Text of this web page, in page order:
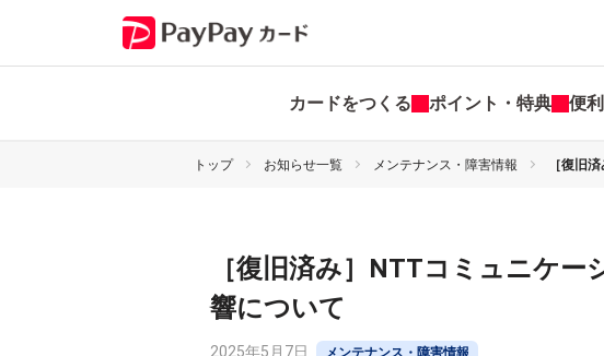
カードをつくる ポイント・特典 便
トップ お知らせ一覧 メンテナンス・障害情報 ［復旧
［復旧済み］NTTコミュニケ
響について
2025年5月7日 メンテナンス・障害情報